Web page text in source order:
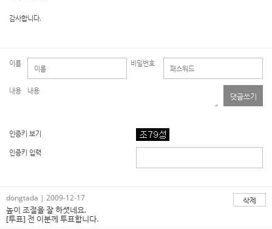
감사합니다.
이름 비밀번호
내용
댓글쓰기
인증키 보기
인증키 입력
dongtada | 2009-12-17 삭제
높이 조절을 잘 하셧네요.
[투표] 전 이분께 투표합니다.